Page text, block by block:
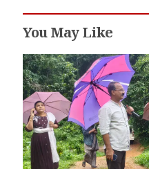
You May Like